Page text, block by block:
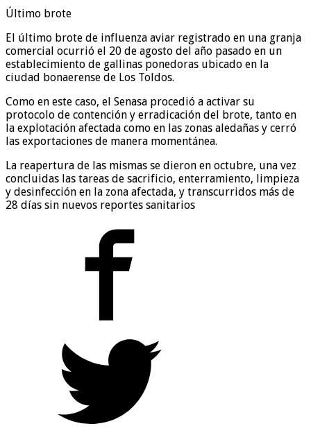
Último brote
El último brote de influenza aviar registrado en una granja
comercial ocurrió el 20 de agosto del año pasado en un
establecimiento de gallinas ponedoras ubicado en la
ciudad bonaerense de Los Toldos.
Como en este caso, el Senasa procedió a activar su
protocolo de contención y erradicación del brote, tanto en
la explotación afectada como en las zonas aledañas y cerró
las exportaciones de manera momentánea.
La reapertura de las mismas se dieron en octubre, una vez
concluidas las tareas de sacrificio, enterramiento, limpieza
y desinfección en la zona afectada, y transcurridos más de
28 días sin nuevos reportes sanitarios